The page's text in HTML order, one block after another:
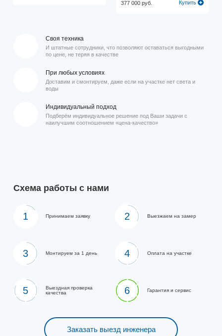
377 000 руб. Купить
Своя техника
И штатные сотрудники, что позволяют оставаться выгодными
по цене, не теряя в качестве
При любых условиях
Доставим и смонтируем, даже если на участке нет света и
воды
Индивидуальный подход
Подберём индивидуальное решение под Ваши задачи с
наилучшим соотношением «цена-качество»
Схема работы с нами
1 Принимаем заявку 2 Выезжаем на замер
3 Монтируем за 1 день 4 Оплата на участке
5
Выездная проверка
качества
6 Гарантия и сервис
Заказать выезд инженера